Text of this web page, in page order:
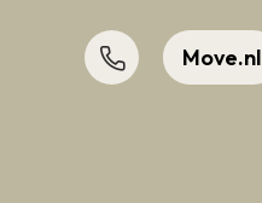
Move.nl